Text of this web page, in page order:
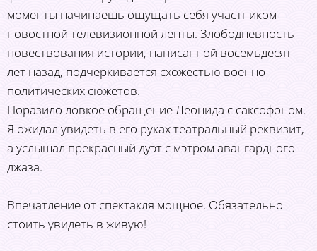
моменты начинаешь ощущать себя участником
новостной телевизионной ленты. Злободневность
повествования истории, написанной восемьдесят
лет назад, подчеркивается схожестью военно-
политических сюжетов.
Поразило ловкое обращение Леонида с саксофоном.
Я ожидал увидеть в его руках театральный реквизит,
а услышал прекрасный дуэт с мэтром авангардного
джаза.
Впечатление от спектакля мощное. Обязательно
стоить увидеть в живую!